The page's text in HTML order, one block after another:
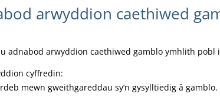
arwyddion caethiwed
adnabod arwyddion caethiwed gamblo ymhlith
cyffredin:
mewn gweithgareddau sy’n gysylltiedig â gamblo.